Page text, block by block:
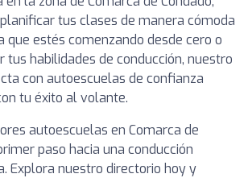
tus clases de manera cómoda
que estés comenzando desde cero o
tus habilidades de conducción, nuestro
con autoescuelas de confianza
tu éxito al volante.
autoescuelas en Comarca de
paso hacia una conducción
Explora nuestro directorio hoy y